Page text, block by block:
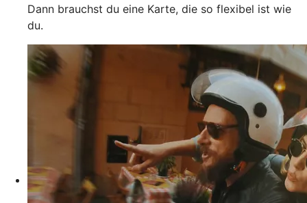
Dann brauchst du eine Karte, die so flexibel ist wie
du.